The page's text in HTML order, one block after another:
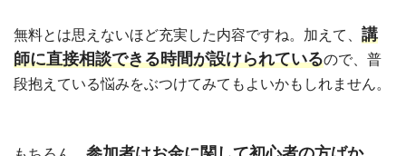
無料とは思えないほど充実した内容ですね。加えて、 講
師に直接相談できる時間が設けられているので、普
段抱えている悩みをぶつけてみてもよいかもしれません。